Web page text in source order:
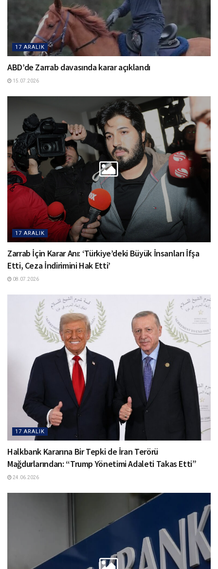
17 ARALIK
ABD’de Zarrab davasında karar açıklandı
15.07.2026
17 ARALIK
Zarrab İçin Karar Anı: ‘Türkiye’deki Büyük İnsanları İfşa
Etti, Ceza İndirimini Hak Etti’
08.07.2026
17 ARALIK
Halkbank Kararına Bir Tepki de İran Terörü
Mağdurlarından: “Trump Yönetimi Adaleti Takas Etti”
24.06.2026